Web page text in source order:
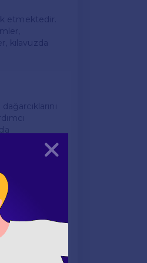
etmektedir.
kılavuzda
daha fazla
Kapat